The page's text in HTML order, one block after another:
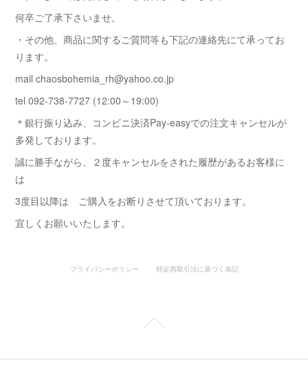
何卒ご了承下さいませ。
・その他、商品に関するご質問等も下記の連絡先にて承ってお
ります。
mail chaosbohemia_rh@yahoo.co.jp
tel 092-738-7727 (12:00～19:00)
＊銀行振り込み、コンビニ決済Pay-easyでの注文キャンセルが
多発しております。
誠に勝手ながら、２度キャンセルをされた履歴があるお客様に
は
3度目以降は ご購入をお断りさせて頂いております。
宜しくお願いいたします。
プライバシーポリシー 特定商取引法に基づく表記